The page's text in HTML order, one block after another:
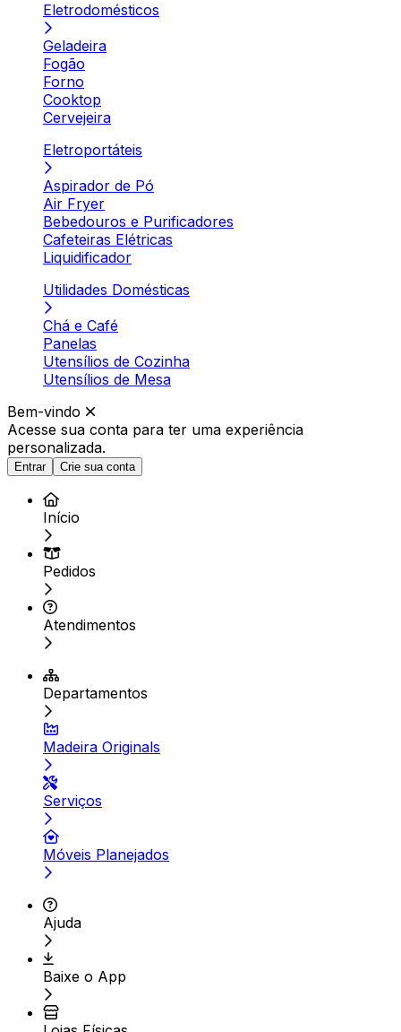
Eletrodomésticos
Geladeira
Fogão
Forno
Cooktop
Cervejeira
Eletroportáteis
Aspirador de Pó
Air Fryer
Bebedouros e Purificadores
Cafeteiras Elétricas
Liquidificador
Utilidades Domésticas
Chá e Café
Panelas
Utensílios de Cozinha
Utensílios de Mesa
Bem-vindo
Acesse sua conta para ter uma experiência
personalizada.
Entrar Crie sua conta
Início
Pedidos
Atendimentos
Departamentos
Madeira Originals
Serviços
Móveis Planejados
Ajuda
Baixe o App